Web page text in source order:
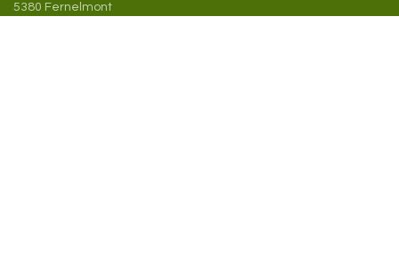
5380 Fernelmont